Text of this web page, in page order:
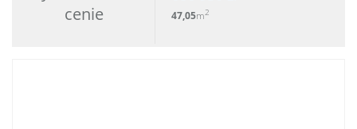
cenie
47,05m2